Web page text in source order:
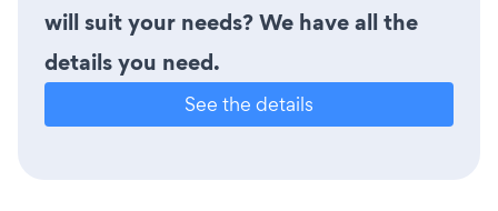
will suit your needs? We have all the
details you need.
See the details